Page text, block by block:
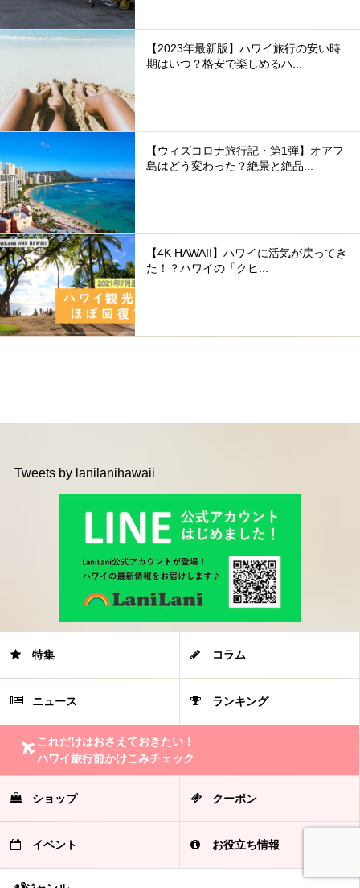
【2023年最新版】ハワイ旅行の安い時
期はいつ？格安で楽しめるハ...
【ウィズコロナ旅行記・第1弾】オアフ
島はどう変わった？絶景と絶品...
【4K HAWAII】ハワイに活気が戻ってき
た！？ハワイの「クヒ...
Tweets by lanilanihawaii
特集 コラム
ニュース ランキング
これだけはおさえておきたい！
ハワイ旅行前かけこみチェック
ショップ クーポン
イベント お役立ち情報